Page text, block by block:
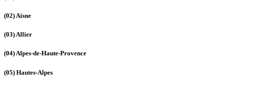
(02)Aisne
(03)Allier
(04)Alpes-de-Haute-Provence
(05) Hautes-Alpes